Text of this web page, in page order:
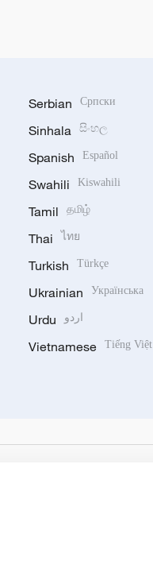
Serbian Српски
Sinhala සිංහල
Spanish Español
Swahili Kiswahili
Tamil தமிழ்
Thai ไทย
Turkish Türkçe
Ukrainian Українська
Urdu اردو
Vietnamese Tiếng Việt